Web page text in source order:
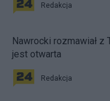
Redakcja
Nawrocki rozmawiał z
jest otwarta
Redakcja